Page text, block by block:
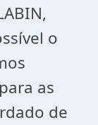
o
as
de